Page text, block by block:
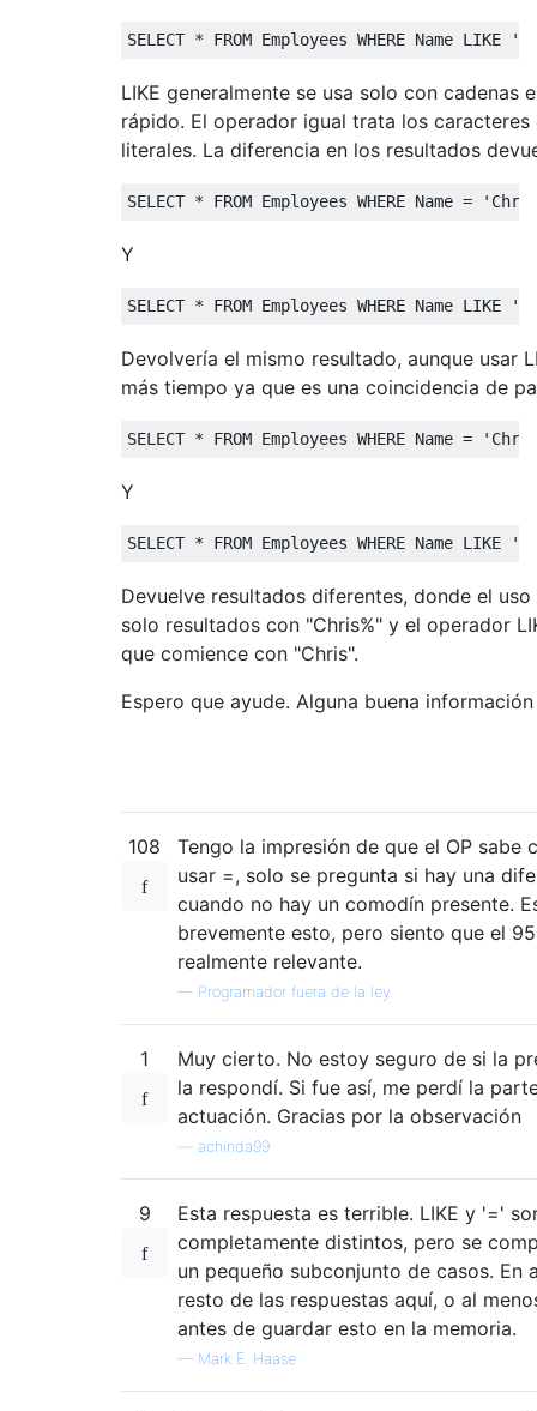
SELECT * FROM Employees WHERE Name LIKE
LIKE generalmente se usa solo con cadenas
rápido. El operador igual trata los
literales. La diferencia en los resultados
SELECT * FROM Employees WHERE Name =
Y
SELECT * FROM Employees WHERE Name LIKE
Devolvería el mismo resultado, aunque usar
más tiempo ya que es una coincidencia de
SELECT * FROM Employees WHERE Name =
Y
SELECT * FROM Employees WHERE Name LIKE
Devuelve resultados diferentes, donde el
solo resultados con "Chris%" y el operador
que comience con "Chris".
Espero que ayude. Alguna buena
108
Tengo la impresión de que el OP sabe
usar =, solo se pregunta si hay una
cuando no hay un comodín presente.
brevemente esto, pero siento que el
realmente relevante.
— Programador fuera de la ley
1
Muy cierto. No estoy seguro de si la
la respondí. Si fue así, me perdí la
actuación. Gracias por la observación
achinda99
9
Esta respuesta es terrible. LIKE y '='
completamente distintos, pero se
un pequeño subconjunto de casos. En
resto de las respuestas aquí, o al
antes de guardar esto en la memoria.
— Mark E. Haase